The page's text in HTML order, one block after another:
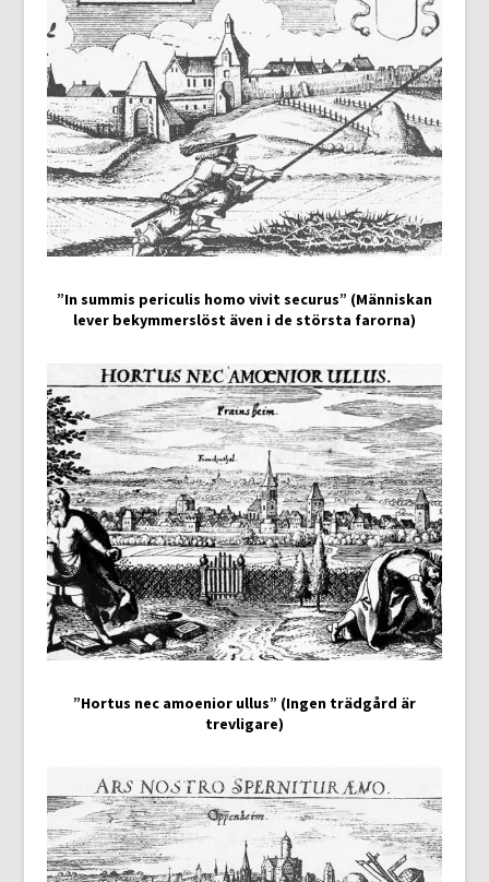
”In summis periculis homo vivit securus” (Människan
lever bekymmerslöst även i de största farorna)
”Hortus nec amoenior ullus” (Ingen trädgård är
trevligare)